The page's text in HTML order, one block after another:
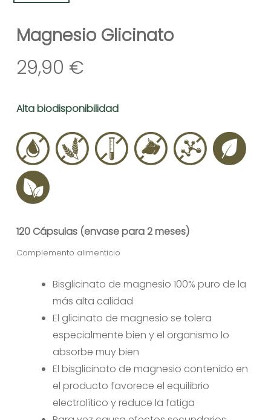
Magnesio Glicinato
29,90 €
Alta biodisponibilidad
120 Cápsulas (envase para 2 meses)
Complemento alimenticio
Bisglicinato de magnesio 100% puro de la
más alta calidad
El glicinato de magnesio se tolera
especialmente bien y el organismo lo
absorbe muy bien
El bisglicinato de magnesio contenido en
el producto favorece el equilibrio
electrolítico y reduce la fatiga